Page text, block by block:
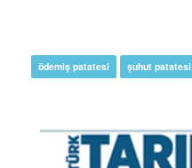
ödemiş patatesi şuhut patatesi